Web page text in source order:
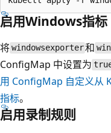
启用Windows指标
将windowsexporter和
ConfigMap 中设置为
用 ConfigMap 自定义从
指标。
启用录制规则